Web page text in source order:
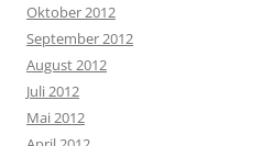
Oktober 2012
September 2012
August 2012
Juli 2012
Mai 2012